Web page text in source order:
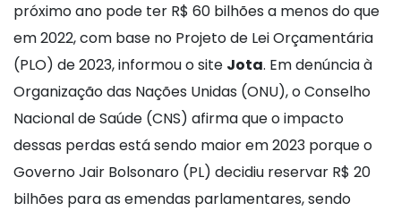
próximo ano pode ter R$ 60 bilhões a menos do que
em 2022, com base no Projeto de Lei Orçamentária
(PLO) de 2023, informou o site Jota. Em denúncia à
Organização das Nações Unidas (ONU), o Conselho
Nacional de Saúde (CNS) afirma que o impacto
dessas perdas está sendo maior em 2023 porque o
Governo Jair Bolsonaro (PL) decidiu reservar R$ 20
bilhões para as emendas parlamentares, sendo